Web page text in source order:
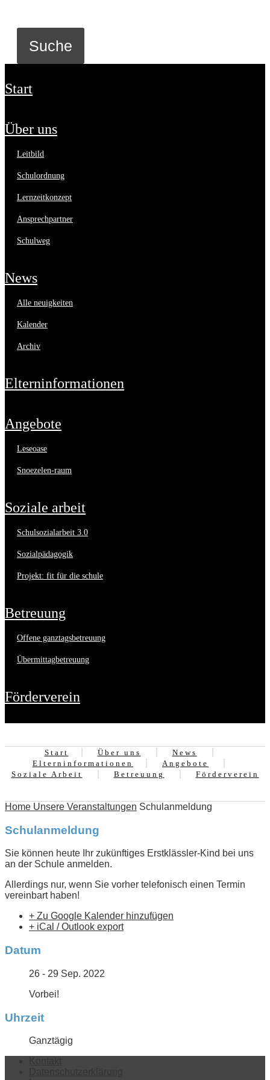
start
über uns
leitbild
schulordnung
lernzeitkonzept
ansprechpartner
schulweg
news
alle neuigkeiten
kalender
archiv
elterninformationen
angebote
leseoase
snoezelen-raum
soziale arbeit
schulsozialarbeit 3.0
sozialpädagogik
projekt: fit für die schule
betreuung
offene ganztagsbetreuung
übermittagbetreuung
förderverein
Start Über uns
News
Elterninformationen
Angebote
Soziale Arbeit
Betreuung Förderverein
Home Unsere Veranstaltungen Schulanmeldung
Schulanmeldung
Sie können heute Ihr zukünftiges Erstklässler-Kind bei uns
an der Schule anmelden.
Allerdings nur, wenn Sie vorher telefonisch einen Termin
vereinbart haben!
+ Zu Google Kalender hinzufügen
+ iCal / Outlook export
Datum
26 - 29 Sep. 2022
Vorbei!
Uhrzeit
Ganztägig